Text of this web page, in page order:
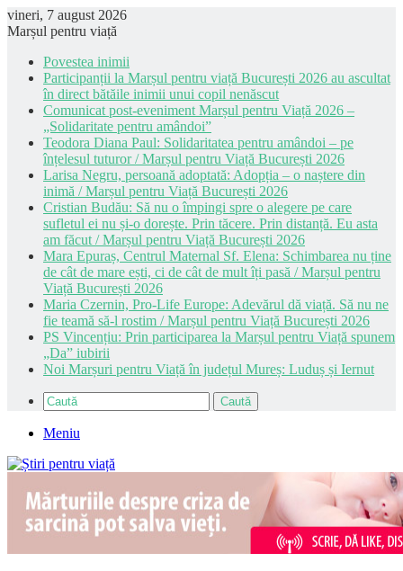
vineri, 7 august 2026
Marșul pentru viață
Povestea inimii
Participanții la Marșul pentru viață București 2026 au ascultat
în direct bătăile inimii unui copil nenăscut
Comunicat post-eveniment Marșul pentru Viață 2026 –
„Solidaritate pentru amândoi”
Teodora Diana Paul: Solidaritatea pentru amândoi – pe
înțelesul tuturor / Marșul pentru Viață București 2026
Larisa Negru, persoană adoptată: Adopția – o naștere din
inimă / Marșul pentru Viață București 2026
Cristian Budău: Să nu o împingi spre o alegere pe care
sufletul ei nu și-o dorește. Prin tăcere. Prin distanță. Eu asta
am făcut / Marșul pentru Viață București 2026
Mara Epuraș, Centrul Maternal Sf. Elena: Schimbarea nu ține
de cât de mare ești, ci de cât de mult îți pasă / Marșul pentru
Viață București 2026
Maria Czernin, Pro-Life Europe: Adevărul dă viață. Să nu ne
fie teamă să-l rostim / Marșul pentru Viață București 2026
PS Vincențiu: Prin participarea la Marșul pentru Viață spunem
„Da” iubirii
Noi Marșuri pentru Viață în județul Mureș: Luduș și Iernut
Caută
Meniu